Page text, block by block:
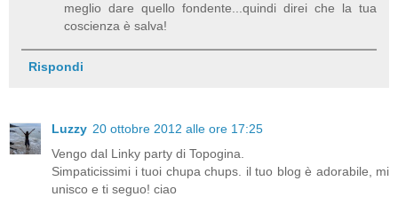
meglio dare quello fondente...quindi direi che la tua
coscienza è salva!
Rispondi
Luzzy 20 ottobre 2012 alle ore 17:25
Vengo dal Linky party di Topogina.
Simpaticissimi i tuoi chupa chups. il tuo blog è adorabile, mi
unisco e ti seguo! ciao